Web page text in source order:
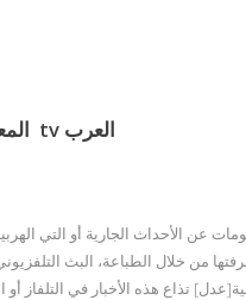
tv العرب
من خلال الطباعة، البث
تذاع هذه الأخبار في التلفاز أو